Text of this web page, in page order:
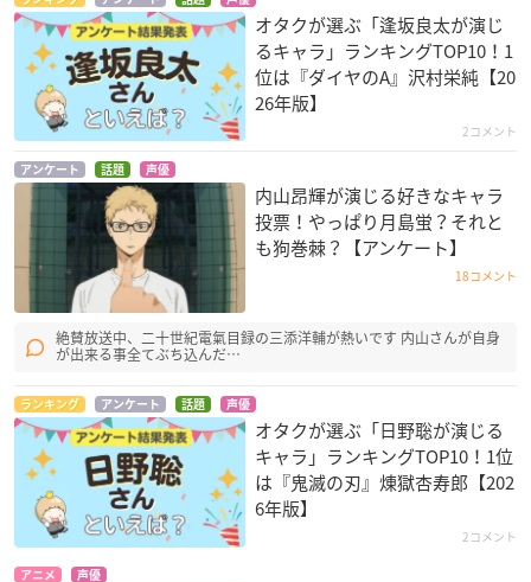
オタクが選ぶ「逢坂良太が演じ
るキャラ」ランキングTOP10！1
位は『ダイヤのA』沢村栄純【20
26年版】
2コメント
アンケート 話題 声優
内山昂輝が演じる好きなキャラ
投票！やっぱり月島蛍？それと
も狗巻棘？【アンケート】
18コメント
絶賛放送中、二十世紀電氣目録の三添洋輔が熱いです 内山さんが自身
が出来る事全てぶち込んだ…
ランキング アンケート 話題 声優
オタクが選ぶ「日野聡が演じる
キャラ」ランキングTOP10！1位
は『鬼滅の刃』煉󠄁獄杏寿郎【202
6年版】
2コメント
アニメ 声優